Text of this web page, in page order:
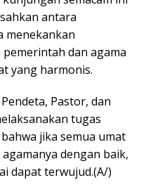
antara
menekankan
dan agama
yang harmonis.
Pastor, dan
tugas
jika semua umat
dengan baik,
dapat terwujud.(A/)